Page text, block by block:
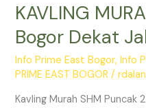
KAVLING
Bogor Dekat
Info Prime East Bogor,Info
PRIME EAST BOGOR /
Kavling Murah SHM Puncak